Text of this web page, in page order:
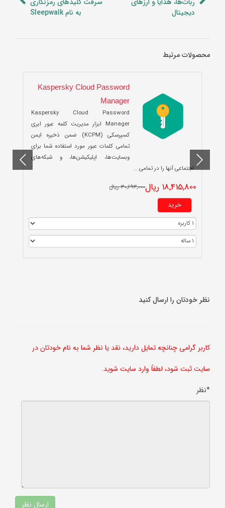
به نام Sleepwalk
دیجیتال
محصولات مرتبط
Kaspersky Cloud Password
Manager
Kaspersky Cloud Password
Manager ابزار مدیریت کلمه عبور ابری
کسپرسکی (KCPM) ضمن ذخیره ایمن
تمامی کلمات عبور مورد استفاده شما برای
وبسایت‌ها، اپلیکیشن‌ها، و شبکه‌های
اجتماعی آنها را در تمامی ...
18,415,800 ریال 30,693,000 ریال
خرید
نظر خودتان را ارسال کنید
کاربر گرامی چنانچه تمایل دارید، نقد یا نظر شما به نام خودتان در
سایت ثبت شود، لطفاً وارد سایت شوید.
*نظر